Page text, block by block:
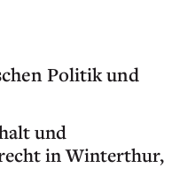
Politik und
und
in Winterthur,